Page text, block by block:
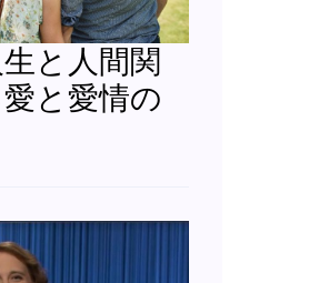
と人間関
と愛情の